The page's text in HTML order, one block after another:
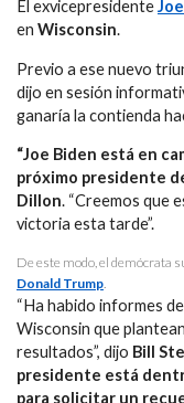
El exvicepresidente
en Wisconsin.
Previo a ese nuevo
dijo en sesión
ganaría la contienda
“Joe Biden está en
próximo presidente
Dillon. “Creemos que
victoria esta tarde”.
De este modo, el demócrata
Donald Trump
“Ha habido informes
Wisconsin que
resultados”, dijo Bill
presidente está
para solicitar un